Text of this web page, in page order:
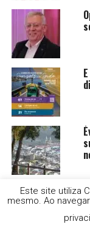
Este site utiliza
mesmo. Ao